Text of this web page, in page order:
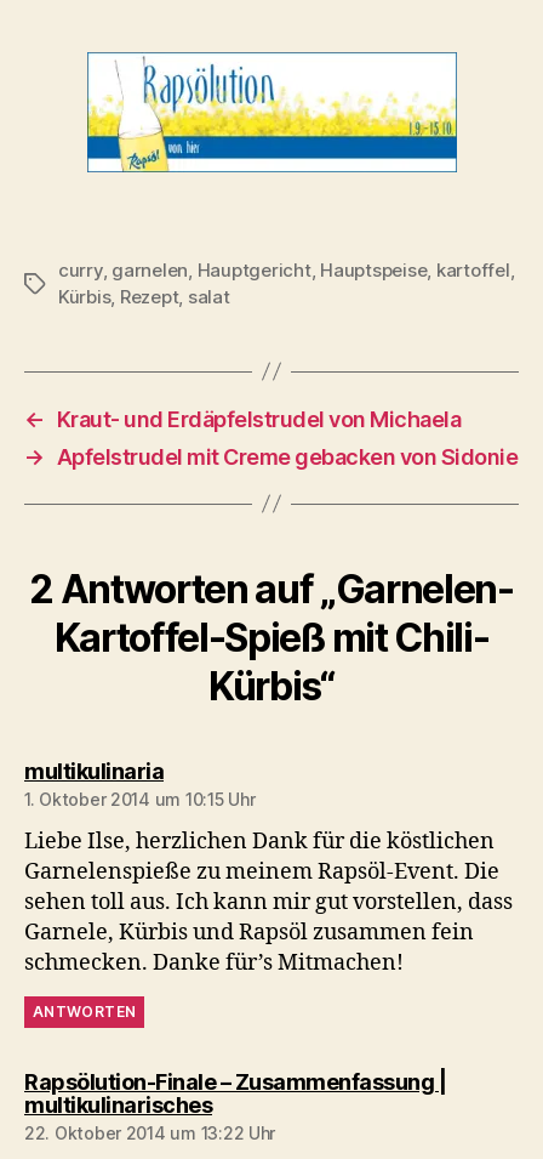
Schlagwörter
curry, garnelen Hauptgericht, Hauptspeise, kartoffel
Kürbis, Rezept, salat
←
Kraut- und Erdäpfelstrudel von Michaela
→
Apfelstrudel mit Creme gebacken von Sidonie
2 Antworten auf „Garnelen-
Kartoffel-Spieß mit Chili-
Kürbis“
multikulinariasagt:
1. Oktober 2014 um 10:15 Uhr
Liebe Ilse, herzlichen Dank für die köstlichen
Garnelenspieße zu meinem Rapsöl-Event. Die
sehen toll aus. Ich kann mir gut vorstellen, dass
Garnele, Kürbis und Rapsöl zusammen fein
schmecken. Danke für’s Mitmachen!
ANTWORTEN
Rapsölution-Finale – Zusammenfassung |
multikulinarischessagt:
22. Oktober 2014 um 13:22 Uhr